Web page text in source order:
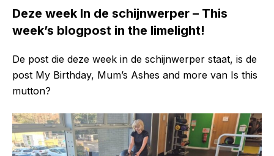
Deze week In de schijnwerper – This
week’s blogpost in the limelight!
De post die deze week in de schijnwerper staat, is de
post My Birthday, Mum’s Ashes and more van Is this
mutton?